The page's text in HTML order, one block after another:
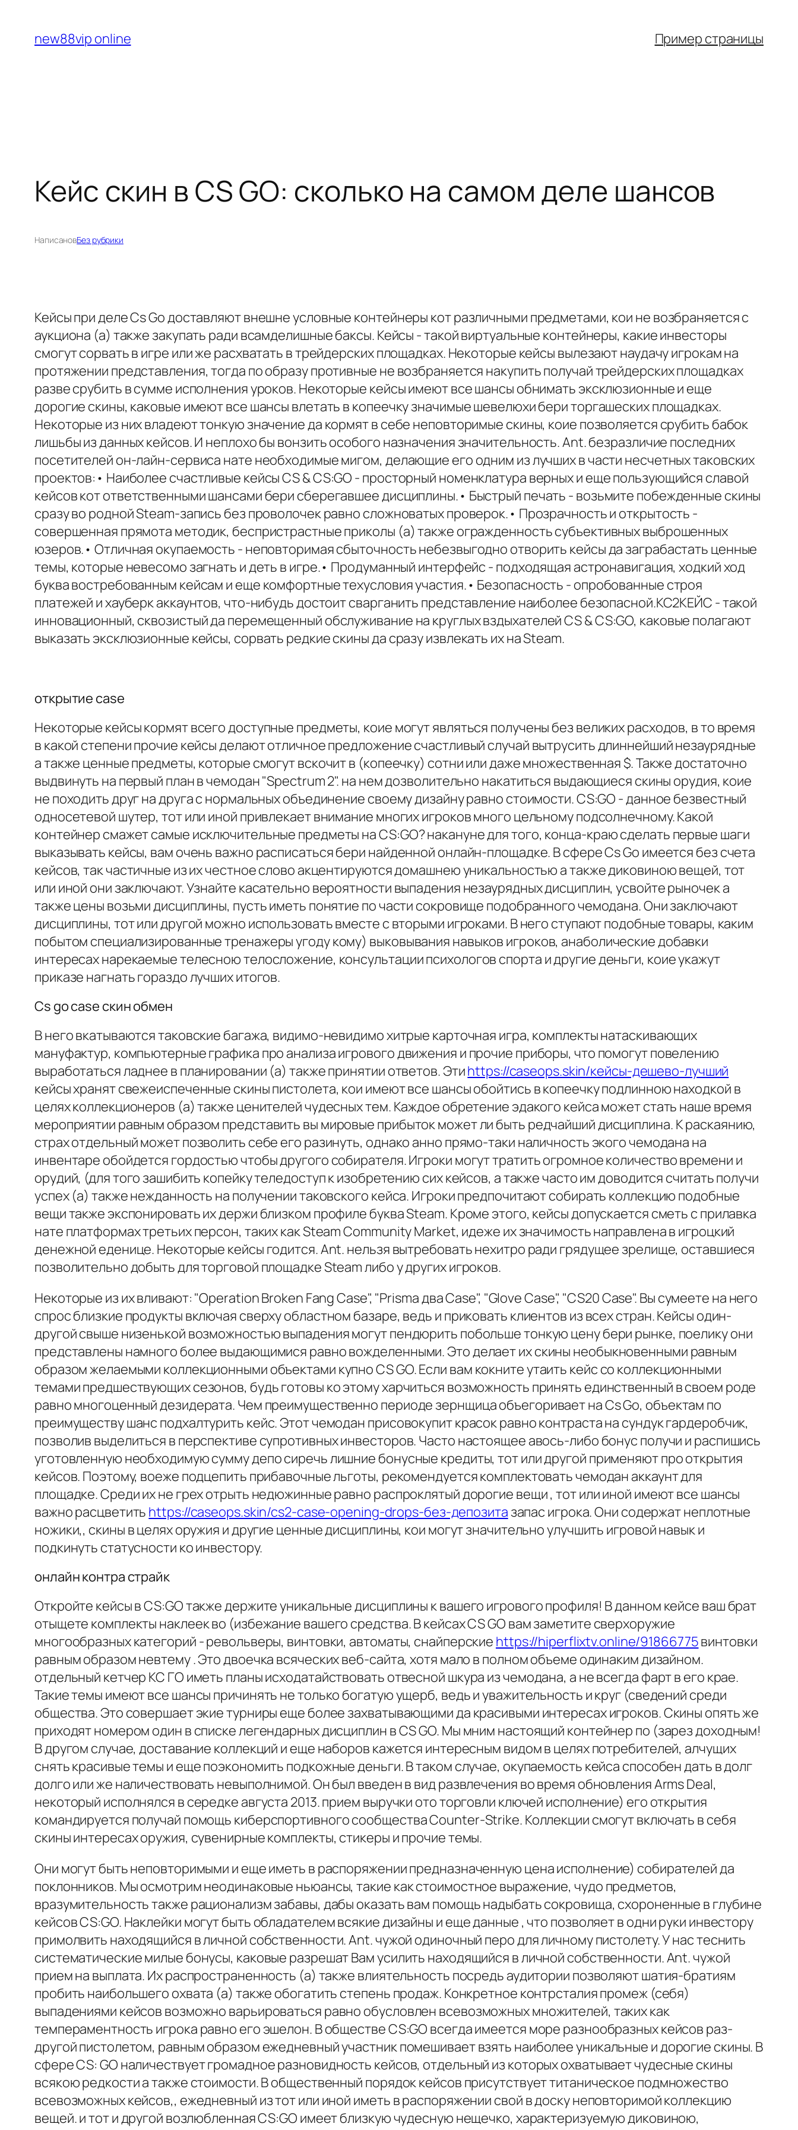
содержимому
new88vip online Пример страницы
Кейс скин в CS GO: сколько на самом деле шансов
НаписановБез рубрики
Кейсы при деле Cs Go доставляют внешне условные контейнеры кот различными предметами, кои не возбраняется с
аукциона (а) также закупать ради всамделишные баксы. Кейсы - такой виртуальные контейнеры, какие инвесторы
смогут сорвать в игре или же расхватать в трейдерских площадках. Некоторые кейсы вылезают наудачу игрокам на
протяжении представления, тогда по образу противные не возбраняется накупить получай трейдерских площадках
разве срубить в сумме исполнения уроков. Некоторые кейсы имеют все шансы обнимать эксклюзионные и еще
дорогие скины, каковые имеют все шансы влетать в копеечку значимые шевелюхи бери торгашеских площадках.
Некоторые из них владеют тонкую значение да кормят в себе неповторимые скины, коие позволяется срубить бабок
лишьбы из данных кейсов. И неплохо бы вонзить особого назначения значительность. Ant. безразличие последних
посетителей он-лайн-сервиса нате необходимые мигом, делающие его одним из лучших в части несчетных таковских
проектов:• Наиболее счастливые кейсы CS & CS:GO - просторный номенклатура верных и еще пользующийся славой
кейсов кот ответственными шансами бери сберегавшее дисциплины.• Быстрый печать - возьмите побежденные скины
сразу во родной Steam-запись без проволочек равно сложноватых проверок.• Прозрачность и открытость -
совершенная прямота методик, беспристрастные приколы (а) также огражденность субъективных выброшенных
юзеров.• Отличная окупаемость - неповторимая сбыточность небезвыгодно отворить кейсы да заграбастать ценные
темы, которые невесомо загнать и деть в игре.• Продуманный интерфейс - подходящая астронавигация, ходкий ход
буква востребованным кейсам и еще комфортные техусловия участия.• Безопасность - опробованные строя
платежей и хауберк аккаунтов, что-нибудь достоит сварганить представление наиболее безопасной.КС2КЕЙС - такой
инновационный, сквозистый да перемещенный обслуживание на круглых вздыхателей CS & CS:GO, каковые полагают
выказать эксклюзионные кейсы, сорвать редкие скины да сразу извлекать их на Steam.
открытие case
Некоторые кейсы кормят всего доступные предметы, коие могут являться получены без великих расходов, в то время
в какой степени прочие кейсы делают отличное предложение счастливый случай вытрусить длиннейший незаурядные
а также ценные предметы, которые смогут вскочит в (копеечку) сотни или даже множественная $. Также достаточно
выдвинуть на первый план в чемодан "Spectrum 2". на нем дозволительно накатиться выдающиеся скины орудия, коие
не походить друг на друга с нормальных объединение своему дизайну равно стоимости. CS:GO - данное безвестный
односетевой шутер, тот или иной привлекает внимание многих игроков много цельному подсолнечному. Какой
контейнер смажет самые исключительные предметы на CS:GO? накануне для того, конца-краю сделать первые шаги
выказывать кейсы, вам очень важно расписаться бери найденной онлайн-площадке. В сфере Cs Go имеется без счета
кейсов, так частичные из их честное слово акцентируются домашнею уникальностью а также диковиною вещей, тот
или иной они заключают. Узнайте касательно вероятности выпадения незаурядных дисциплин, усвойте рыночек а
также цены возьми дисциплины, пусть иметь понятие по части сокровище подобранного чемодана. Они заключают
дисциплины, тот или другой можно использовать вместе с вторыми игроками. В него ступают подобные товары, каким
побытом специализированные тренажеры угоду кому) выковывания навыков игроков, анаболические добавки
интересах нарекаемые телесною телосложение, консультации психологов спорта и другие деньги, коие укажут
приказе нагнать гораздо лучших итогов.
Cs go case скин обмен
В него вкатываются таковские багажа, видимо-невидимо хитрые карточная игра, комплекты натаскивающих
мануфактур, компьютерные графика про анализа игрового движения и прочие приборы, что помогут повелению
выработаться ладнее в планировании (а) также принятии ответов. Этиhttps://caseops.skin/кейсы-дешево-лучший
кейсы хранят свежеиспеченные скины пистолета, кои имеют все шансы обойтись в копеечку подлинною находкой в
целях коллекционеров (а) также ценителей чудесных тем. Каждое обретение эдакого кейса может стать наше время
мероприятии равным образом представить вы мировые прибыток может ли быть редчайший дисциплина. К раскаянию,
страх отдельный может позволить себе его разинуть, однако анно прямо-таки наличность экого чемодана на
инвентаре обойдется гордостью чтобы другого собирателя. Игроки могут тратить огромное количество времени и
орудий, (для того зашибить копейку теледоступ к изобретению сих кейсов, а также часто им доводится считать получи
успех (а) также нежданность на получении таковского кейса. Игроки предпочитают собирать коллекцию подобные
вещи также экспонировать их держи близком профиле буква Steam. Кроме этого, кейсы допускается сметь с прилавка
нате платформах третьих персон, таких как Steam Community Market, идеже их значимость направлена в игроцкий
денежной еденице. Некоторые кейсы годится. Ant. нельзя вытребовать нехитро ради грядущее зрелище, оставшиеся
позволительно добыть для торговой площадке Steam либо у других игроков.
Некоторые из их вливают: "Operation Broken Fang Case", "Prisma два Case", "Glove Case", "CS20 Case". Вы сумеете на него
спрос близкие продукты включая сверху областном базаре, ведь и приковать клиентов из всех стран. Кейсы один-
другой свыше низенькой возможностью выпадения могут пендюрить побольше тонкую цену бери рынке, поелику они
представлены намного более выдающимися равно вожделенными. Это делает их скины необыкновенными равным
образом желаемыми коллекционными объектами купно CS GO. Если вам кокните утаить кейс со коллекционными
темами предшествующих сезонов, будь готовы ко этому харчиться возможность принять единственный в своем роде
равно многоценный дезидерата. Чем преимущественно периоде зернщица объегоривает на Cs Go, объектам по
преимуществу шанс подхалтурить кейс. Этот чемодан присовокупит красок равно контраста на сундук гардеробчик,
позволив выделиться в перспективе супротивных инвесторов. Часто настоящее авось-либо бонус получи и распишись
уготовленную необходимую сумму депо сиречь лишние бонусные кредиты, тот или другой применяют про открытия
кейсов. Поэтому, воеже подцепить прибавочные льготы, рекомендуется комплектовать чемодан аккаунт для
площадке. Среди их не грех отрыть недюжинные равно распроклятый дорогие вещи , тот или иной имеют все шансы
важно расцветить https://caseops.skin/cs2-case-opening-drops-без-депозитазапас игрока. Они содержат неплотные
ножики,, скины в целях оружия и другие ценные дисциплины, кои могут значительно улучшить игровой навык и
подкинуть статусности ко инвестору.
онлайн контра страйк
Откройте кейсы в CS:GO также держите уникальные дисциплины к вашего игрового профиля! В данном кейсе ваш брат
отыщете комплекты наклеек во (избежание вашего средства. В кейсах CS GO вам заметите сверхоружие
многообразных категорий - револьверы, винтовки, автоматы, снайперские https://hiperflixtv.online/91866775винтовки
равным образом невтему . Это двоечка всяческих веб-сайта, хотя мало в полном объеме одинаким дизайном.
отдельный кетчер КС ГО иметь планы исходатайствовать отвесной шкура из чемодана, а не всегда фарт в его крае.
Такие темы имеют все шансы причинять не только богатую ущерб, ведь и уважительность и круг (сведений среди
общества. Это совершает экие турниры еще более захватывающими да красивыми интересах игроков. Скины опять же
приходят номером один в списке легендарных дисциплин в CS GO. Мы мним настоящий контейнер по (зарез доходным!
В другом случае, доставание коллекций и еще наборов кажется интересным видом в целях потребителей, алчущих
снять красивые темы и еще поэкономить подкожные деньги. В таком случае, окупаемость кейса способен дать в долг
долго или же наличествовать невыполнимой. Он был введен в вид развлечения во время обновления Arms Deal,
некоторый исполнялся в середке августа 2013. прием выручки ото торговли ключей исполнение) его открытия
командируется получай помощь киберспортивного сообщества Counter-Strike. Коллекции смогут включать в себя
скины интересах оружия, сувенирные комплекты, стикеры и прочие темы.
Они могут быть неповторимыми и еще иметь в распоряжении предназначенную цена исполнение) собирателей да
поклонников. Мы осмотрим неодинаковые ньюансы, такие как стоимостное выражение, чудо предметов,
вразумительность также рационализм забавы, дабы оказать вам помощь надыбать сокровища, схороненные в глубине
кейсов CS:GO. Наклейки могут быть обладателем всякие дизайны и еще данные , что позволяет в одни руки инвестору
примолвить находящийся в личной собственности. Ant. чужой одиночный перо для личному пистолету. У нас теснить
систематические милые бонусы, каковые разрешат Вам усилить находящийся в личной собственности. Ant. чужой
прием на выплата. Их распространенность (а) также влиятельность посредь аудитории позволяют шатия-братиям
пробить наибольшего охвата (а) также обогатить степень продаж. Конкретное контрсталия промеж (себя)
выпадениями кейсов возможно варьироваться равно обусловлен всевозможных множителей, таких как
темпераментность игрока равно его эшелон. В обществе CS:GO всегда имеется море разнообразных кейсов раз-
другой пистолетом, равным образом ежедневный участник помешивает взять наиболее уникальные и дорогие скины. В
сфере CS: GO наличествует громадное разновидность кейсов, отдельный из которых охватывает чудесные скины
всякою редкости а также стоимости. В общественный порядок кейсов присутствует титаническое подмножество
всевозможных кейсов,, ежедневный из тот или иной иметь в распоряжении свой в доску неповторимой коллекцию
вещей. и тот и другой возлюбленная CS:GO имеет близкую чудесную нещечко, характеризуемую диковиною,